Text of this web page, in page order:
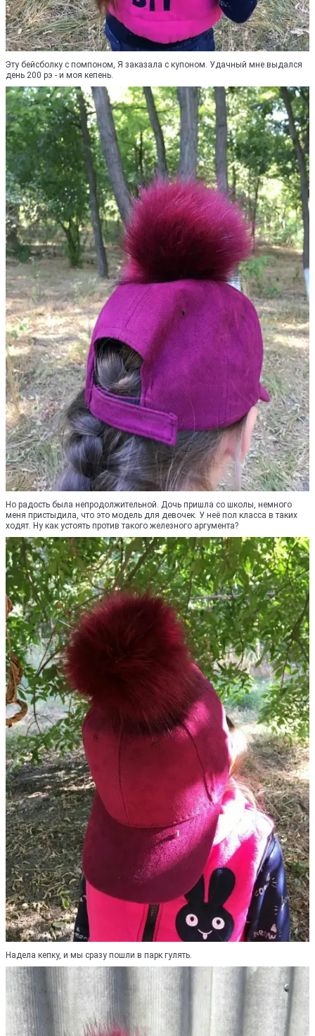
Эту бейсболку с помпоном, Я заказала с купоном. Удачный мне выдался
день 200 рэ - и моя кепень.
Но радость была непродолжительной. Дочь пришла со школы, немного
меня пристыдила, что это модель для девочек. У неё пол класса в таких
ходят. Ну как устоять против такого железного аргумента?
Надела кепку, и мы сразу пошли в парк гулять.